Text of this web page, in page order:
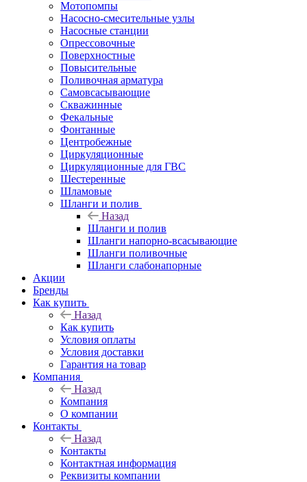
Мотопомпы
Насосно-смесительные узлы
Насосные станции
Опрессовочные
Поверхностные
Повысительные
Поливочная арматура
Самовсасывающие
Скважинные
Фекальные
Фонтанные
Центробежные
Циркуляционные
Циркуляционные для ГВС
Шестеренные
Шламовые
Шланги и полив
Назад
Шланги и полив
Шланги напорно-всасывающие
Шланги поливочные
Шланги слабонапорные
Акции
Бренды
Как купить
Назад
Как купить
Условия оплаты
Условия доставки
Гарантия на товар
Компания
Назад
Компания
О компании
Контакты
Назад
Контакты
Контактная информация
Реквизиты компании